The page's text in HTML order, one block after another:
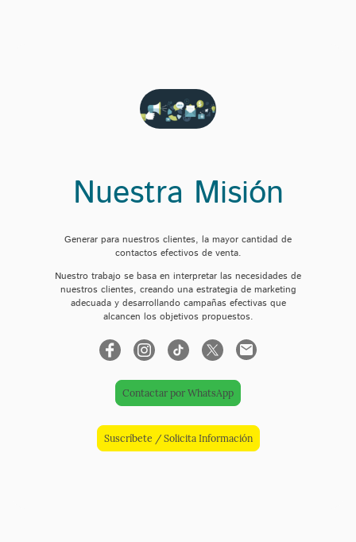
Nuestra Misión
Generar para nuestros clientes, la mayor cantidad de
contactos efectivos de venta.
Nuestro trabajo se basa en interpretar las necesidades de
nuestros clientes, creando una estrategia de marketing
adecuada y desarrollando campañas efectivas que
alcancen los objetivos propuestos.
Contactar por WhatsApp
Suscríbete / Solicita Información